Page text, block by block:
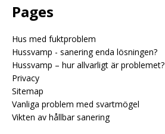
Pages
Hus med fuktproblem
Hussvamp - sanering enda lösningen?
Hussvamp – hur allvarligt är problemet?
Privacy
Sitemap
Vanliga problem med svartmögel
Vikten av hållbar sanering